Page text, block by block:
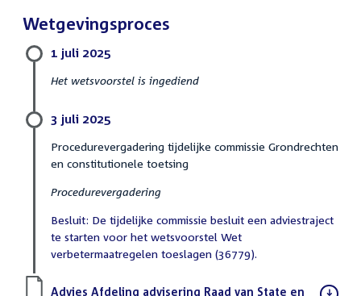
Wetgevingsproces
1 juli 2025
Het wetsvoorstel is ingediend
3 juli 2025
Procedurevergadering tijdelijke commissie Grondrechten
en constitutionele toetsing
Procedurevergadering
Besluit: De tijdelijke commissie besluit een adviestraject
te starten voor het wetsvoorstel Wet
verbetermaatregelen toeslagen (36779).
Download
Advies Afdeling advisering Raad van State en